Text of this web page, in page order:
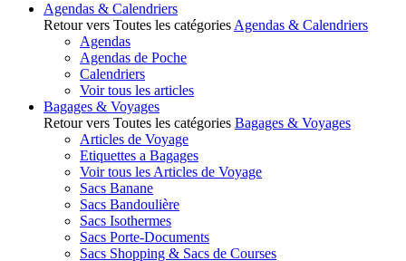
Agendas & Calendriers
Retour vers Toutes les catégories Agendas & Calendriers
Agendas
Agendas de Poche
Calendriers
Voir tous les articles
Bagages & Voyages
Retour vers Toutes les catégories Bagages & Voyages
Articles de Voyage
Etiquettes a Bagages
Voir tous les Articles de Voyage
Sacs Banane
Sacs Bandoulière
Sacs Isothermes
Sacs Porte-Documents
Sacs Shopping & Sacs de Courses